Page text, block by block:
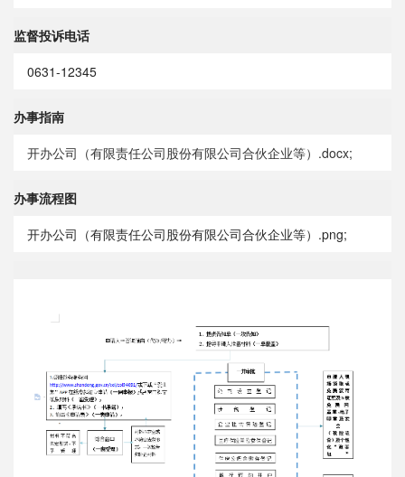
监督投诉电话
0631-12345
办事指南
开办公司（有限责任公司股份有限公司合伙企业等）.docx;
办事流程图
开办公司（有限责任公司股份有限公司合伙企业等）.png;